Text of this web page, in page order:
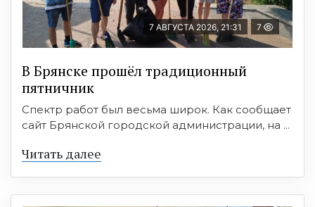
7 АВГУСТА 2026, 21:31 7
В Брянске прошёл традиционный
пятничник
Спектр работ был весьма широк. Как сообщает
сайт Брянской городской администрации, на ...
Читать далее